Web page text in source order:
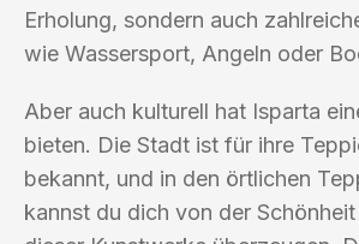
Erholung, sondern auch
wie Wassersport, Angeln oder
Aber auch kulturell hat Isparta
bieten. Die Stadt ist für ihre
bekannt, und in den örtlichen
kannst du dich von der